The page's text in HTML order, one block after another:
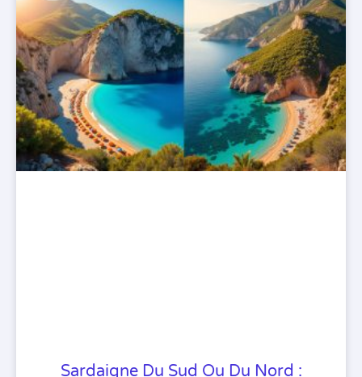
Sardaigne Du Sud Ou Du Nord :